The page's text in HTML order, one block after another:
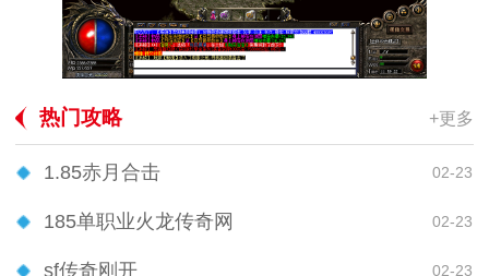
热门攻略 +更多
1.85赤月合击 02-23
185单职业火龙传奇网 02-23
sf传奇刚开 02-23